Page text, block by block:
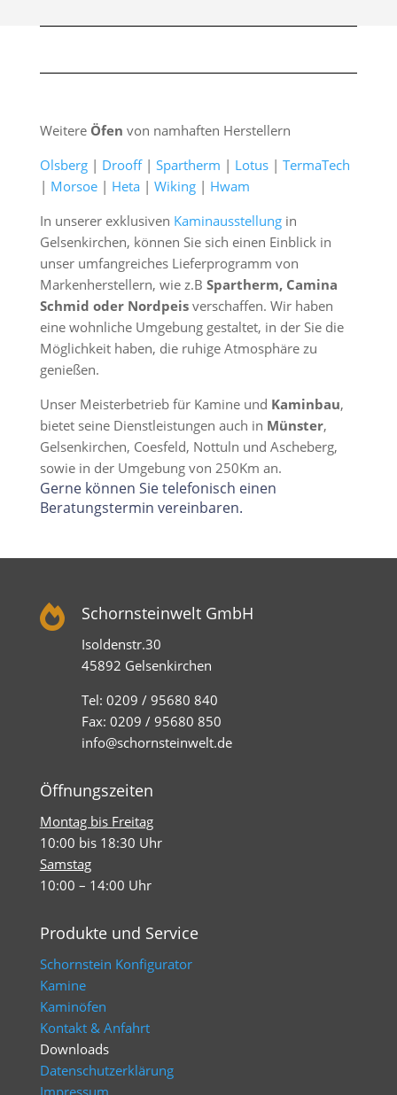
Weitere Öfen von namhaften Herstellern
Olsberg| Drooff| Spartherm | Lotus| TermaTech
| Morsoe| Heta| Wiking| Hwam
In unserer exklusiven Kaminausstellungin
Gelsenkirchen, können Sie sich einen Einblick in
unser umfangreiches Lieferprogramm von
Markenherstellern, wie z.B Spartherm, Camina
Schmid oder Nordpeisverschaffen. Wir haben
eine wohnliche Umgebung gestaltet, in der Sie die
Möglichkeit haben, die ruhige Atmosphäre zu
genießen.
Unser Meisterbetrieb für Kamine und Kaminbau,
bietet seine Dienstleistungen auch in Münster,
Gelsenkirchen, Coesfeld, Nottuln und Ascheberg,
sowie in der Umgebung von 250Km an.
Gerne können Sie telefonisch einen
Beratungstermin vereinbaren.
 Schornsteinwelt GmbH
Isoldenstr.30
45892 Gelsenkirchen
Tel: 0209 / 95680 840
Fax: 0209 / 95680 850
info@schornsteinwelt.de
Öffnungszeiten
Montag bis Freitag
10:00 bis 18:30 Uhr
Samstag
10:00 – 14:00 Uhr
Produkte und Service
Schornstein Konfigurator
Kamine
Kaminöfen
Kontakt & Anfahrt
Downloads
Datenschutzerklärung